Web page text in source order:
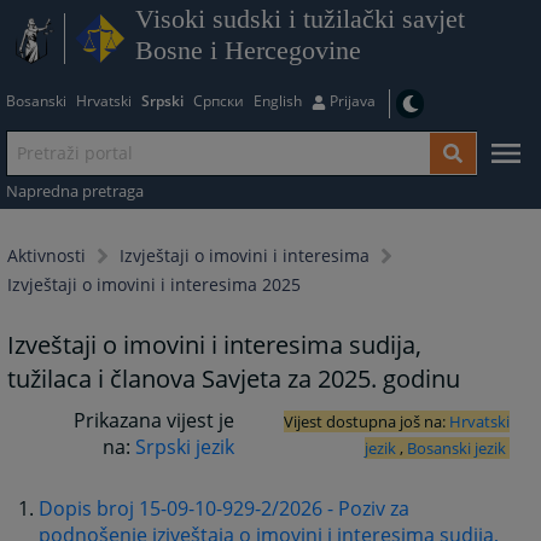
Visoki sudski i tužilački savjet
Bosne i Hercegovine
Bosanski Hrvatski Srpski Српски English Prijava
Napredna pretraga
Aktivnosti
Izvještaji o imovini i interesima
Izvještaji o imovini i interesima 2025
Izveštaji o imovini i interesima sudija,
tužilaca i članova Savjeta za 2025. godinu
Prikazana vijest je
na: Srpski jezik
Vijest dostupna još na: Hrvatski
jezik, Bosanski jezik
Dopis broj 15-09-10-929-2/2026 - Poziv za
podnošenje izjveštaja o imovini i interesima sudija,